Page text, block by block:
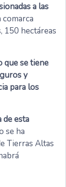
a las
150 hectáreas
que se tiene
y
para los
de esta
se ha
Tierras Altas